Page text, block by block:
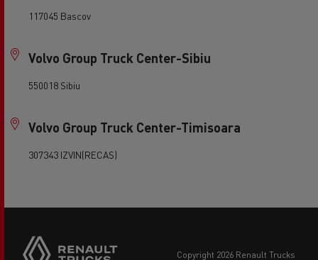
117045 Bascov
Volvo Group Truck Center-Sibiu
550018 Sibiu
Volvo Group Truck Center-Timisoara
307343 IZVIN(RECAS)
copyright 2026 Renault Trucks